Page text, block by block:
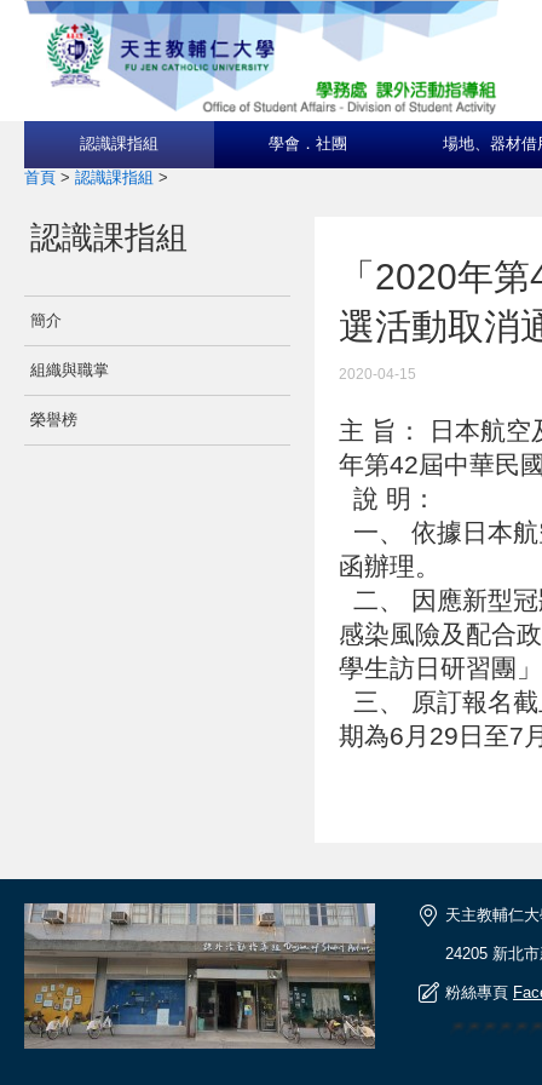
認識課指組 學會．社團 場地、器材借
首頁 > 認識課指組 >
認識課指組
簡介
組織與職掌
榮譽榜
「2020年
選活動取消
2020-04-15
主 旨： 日本航空
年第42屆中華民
說 明：
一、 依據日本
函辦理。
二、 因應新型
感染風險及配合
學生訪日研習團
三、 原訂報名
期為6月29日至7
天主教輔仁
24205 新北
粉絲專頁